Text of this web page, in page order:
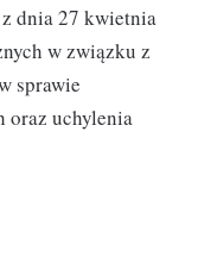
dnia 27 kwietnia
w związku z
sprawie
oraz uchylenia